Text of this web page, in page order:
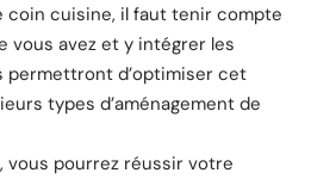
coin cuisine, il faut tenir compte
vous avez et y intégrer les
permettront d’optimiser cet
types d’aménagement de
vous pourrez réussir votre